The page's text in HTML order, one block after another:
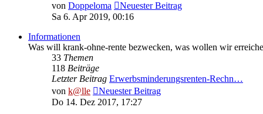
von Doppeloma
Neuester Beitrag
Sa 6. Apr 2019, 00:16
Informationen
Was will krank-ohne-rente bezwecken, was wollen wir
33 Themen
118 Beiträge
Letzter Beitrag Erwerbsminderungsrenten-Rechn…
von k@lle
Neuester Beitrag
Do 14. Dez 2017, 17:27